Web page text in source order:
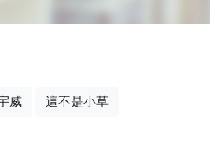
威 這不是小草